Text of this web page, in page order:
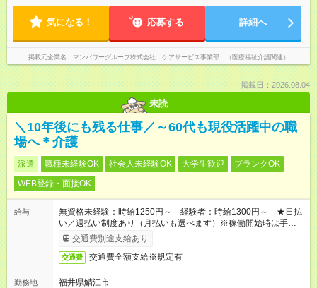
気になる！ 応募する 詳細へ
掲載元企業名 マンパワーグループ株式会社 ケアサービス事業部 （医療福祉介護関連）
掲載日：2026.08.04
未読
＼10年後にも残る仕事／～60代も現役活躍中の職
場へ＊介護
派遣 職種未経験OK 社会人未経験OK 大学生歓迎
ブランクOK
WEB登録・面接OK
給与
無資格未経験：時給1250円～ 経験者：時給1300円～ ★日払
い／週払い制度あり（月払いも選べます）※稼働開始時は手続き
完了次第のお支払いとなります。
交通費別途支給あり
交通費 交通費全額支給※規定有
勤務地
福井県鯖江市